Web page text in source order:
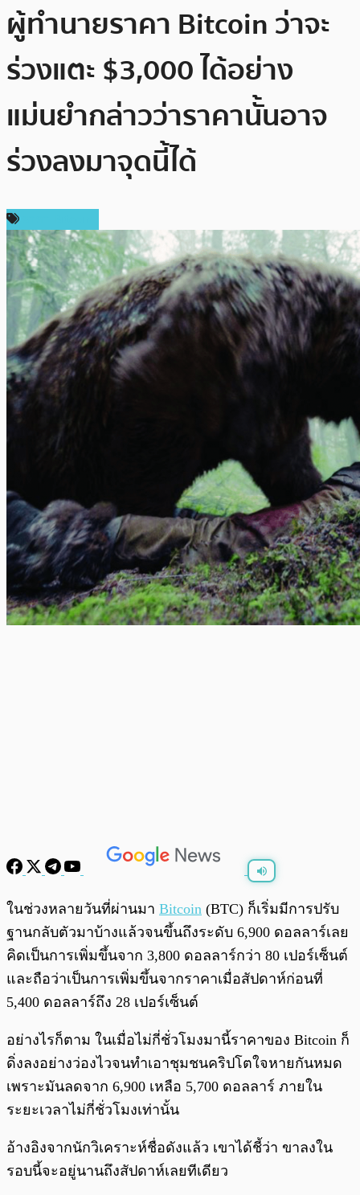
ผู้ทำนายราคา Bitcoin ว่าจะ
ร่วงแตะ $3,000 ได้อย่าง
แม่นยำกล่าวว่าราคานั้นอาจ
ร่วงลงมาจุดนี้ได้
0:00
ในช่วงหลายวันที่ผ่านมา Bitcoin (BTC) ก็เริ่มมีการปรับ
ฐานกลับตัวมาบ้างแล้วจนขึ้นถึงระดับ 6,900 ดอลลาร์เลย
คิดเป็นการเพิ่มขึ้นจาก 3,800 ดอลลาร์กว่า 80 เปอร์เซ็นต์
และถือว่าเป็นการเพิ่มขึ้นจากราคาเมื่อสัปดาห์ก่อนที่
5,400 ดอลลาร์ถึง 28 เปอร์เซ็นต์
อย่างไรก็ตาม ในเมื่อไม่กี่ชั่วโมงมานี้ราคาของ Bitcoin ก็
ดิ่งลงอย่างว่องไวจนทำเอาชุมชนคริปโตใจหายกันหมด
เพราะมันลดจาก 6,900 เหลือ 5,700 ดอลลาร์ ภายใน
ระยะเวลาไม่กี่ชั่วโมงเท่านั้น
อ้างอิงจากนักวิเคราะห์ชื่อดังแล้ว เขาได้ชี้ว่า ขาลงใน
รอบนี้จะอยู่นานถึงสัปดาห์เลยทีเดียว